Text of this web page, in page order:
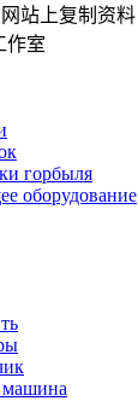
站上复制资料
作室
горбыля
оборудование
машина